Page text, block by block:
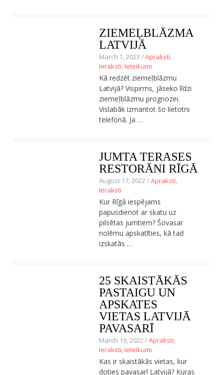
ZIEMEĻBLĀZMA
LATVIJĀ
March 1, 2023 /Apraksti,
Ieraksti,Ieteikumi
Kā redzēt ziemeļblāzmu
Latvijā? Vispirms, jāseko līdzi
ziemeļblāzmu prognozei.
Vislabāk izmantot šo lietotni
telefonā. Ja …
JUMTA TERASES
RESTORĀNI RĪGĀ
August 17, 2022 /Apraksti,
Ieraksti
Kur Rīgā iespējams
papusdienot ar skatu uz
pilsētas jumtiem? Šovasar
nolēmu apskatīties, kā tad
izskatās …
25 SKAISTĀKĀS
PASTAIGU UN
APSKATES
VIETAS LATVIJĀ
PAVASARĪ
March 19, 2022 /Apraksti,
Ieraksti,Ieteikumi
Kas ir skaistākās vietas, kur
doties pavasarī Latvijā? Kuras